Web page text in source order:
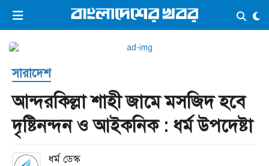
ভিডিও ই-পেপার লগইন ×
প্রচ্ছদ
সর্বশেষ
সব বিভাগ
আর্কাইভ
কনভার্টার
সারাদেশ
আন্দরকিল্লা শাহী জামে মসজিদ হবে
দৃষ্টিনন্দন ও আইকনিক : ধর্ম উপদেষ্টা
ধর্ম ডেস্ক